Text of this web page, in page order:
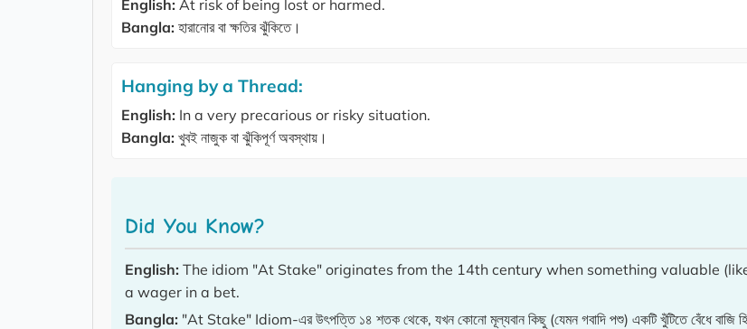
English: At risk of being lost or harmed.
Bangla: হারানোর বা ক্ষতির ঝুঁকিতে।
Hanging by a Thread:
English: In a very precarious or risky situation.
Bangla: খুবই নাজুক বা ঝুঁকিপূর্ণ অবস্থায়।
Did You Know?
English: The idiom "At Stake" originates from the 14th century when something valuable
a wager in a bet.
Bangla: "At Stake" Idiom-এর উৎপত্তি ১৪ শতক থেকে, যখন কোনো মূল্যবান কিছু (যেমন গবাদি পশু) একটি খুঁটিতে বেঁধে বাজি